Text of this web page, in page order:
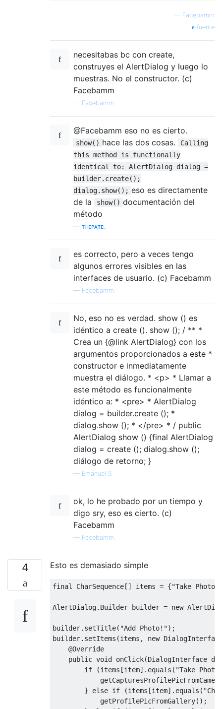
— Facebamm
fuente
necesitabas bc con create,
construyes el AlertDialog y luego lo
muestras. No el constructor. (c)
Facebamm
— Facebamm
@Facebamm eso no es cierto.
show() hace las dos cosas.
Calling
this method is functionally
identical to: AlertDialog dialog =
builder.create();
dialog.show(); eso es directamente
de la
show() documentación del
método
ᴛʜᴇᴘᴀᴛᴇʟ
es correcto, pero a veces tengo
algunos errores visibles en las
interfaces de usuario. (c) Facebamm
— Facebamm
No, eso no es verdad. show () es
idéntico a create (). show (); / ** *
Crea un {@link AlertDialog} con los
argumentos proporcionados a este *
constructor e inmediatamente
muestra el diálogo. * <p> * Llamar a
este método es funcionalmente
idéntico a: * <pre> * AlertDialog
dialog = builder.create (); *
dialog.show (); * </pre> * / public
AlertDialog show () {final AlertDialog
dialog = create (); dialog.show ();
diálogo de retorno; }
— Emanuel S
ok, lo he probado por un tiempo y
digo sry, eso es cierto. (c)
Facebamm
— Facebamm
4 Esto es demasiado simple
final CharSequence [] items = {"Take Photo"
AlertDialog. Builder builder = new
builder. setTitle( "Add Photo!");
builder. setItems (items , new
@Override
public void onClick(DialogInterface
if
(items [item]. equals ( "Take
}
else if (items [item]. equals (
            getProfilePicFromGallery
();